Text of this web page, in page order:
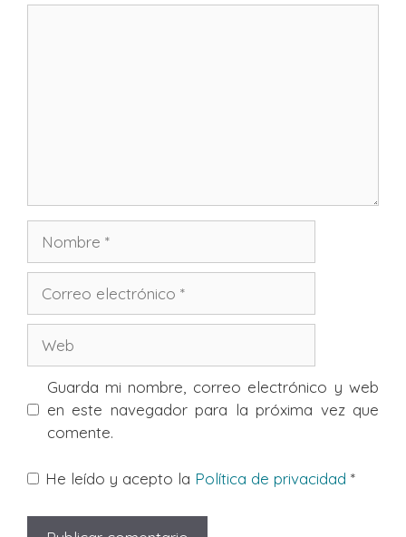
Nombre
electrónico
Guarda mi nombre, correo electrónico y web
en este navegador para la próxima vez que
comente.
He leído y acepto la Política de privacidad *